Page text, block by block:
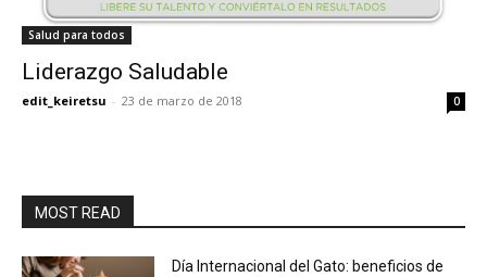
Salud para todos
Liderazgo Saludable
edit_keiretsu - 23 de marzo de 2018 0
MOST READ
Día Internacional del Gato: beneficios de